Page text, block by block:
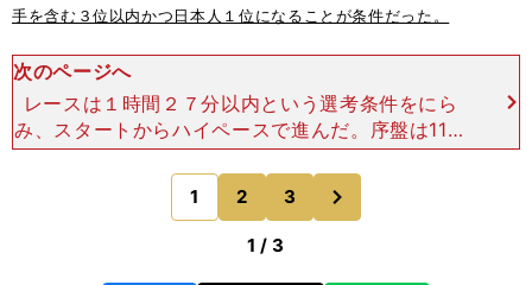
手を含む３位以内かつ日本人１位になることが条件だった。
次のページへ
レースは１時間２７分以内という選考条件をにら
み、スタートからハイペースで進んだ。序盤は11人
のトップ集団だったが、気温25度を超える暑さも
あり、集団は徐々に小さくなり、中間点ではフグや
山本ら５選手に絞
1 2 3
1 / 3